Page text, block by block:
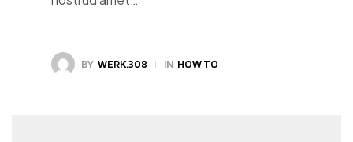
BY WERK.308 IN HOW TO